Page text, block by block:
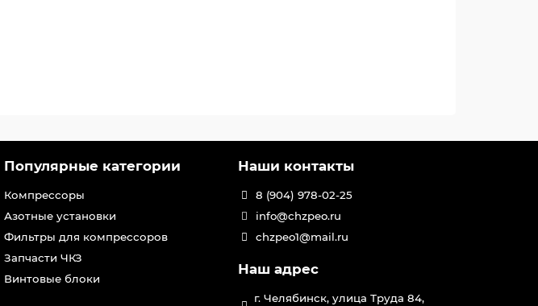
Популярные категории
Компрессоры
Азотные установки
Фильтры для компрессоров
Запчасти ЧКЗ
Винтовые блоки
Наши контакты
8 (904) 978-02-25
info@chzpeo.ru
chzpeo1@mail.ru
Наш адрес
г. Челябинск, улица Труда 84,